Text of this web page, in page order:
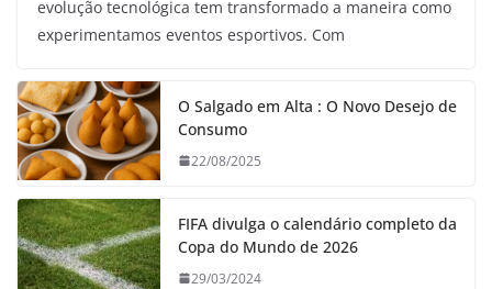
evolução tecnológica tem transformado a maneira como
experimentamos eventos esportivos. Com
O Salgado em Alta : O Novo Desejo de
Consumo
22/08/2025
FIFA divulga o calendário completo da
Copa do Mundo de 2026
29/03/2024